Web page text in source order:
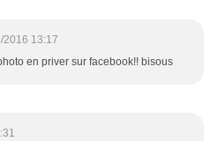
2016 13:17
en priver sur facebook!! bisous